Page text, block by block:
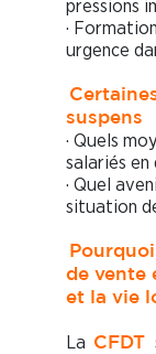
pressions
·
urgence
suspens
· Quels
salariés
· Quel
situation
de vente
et la vie
La CFDT